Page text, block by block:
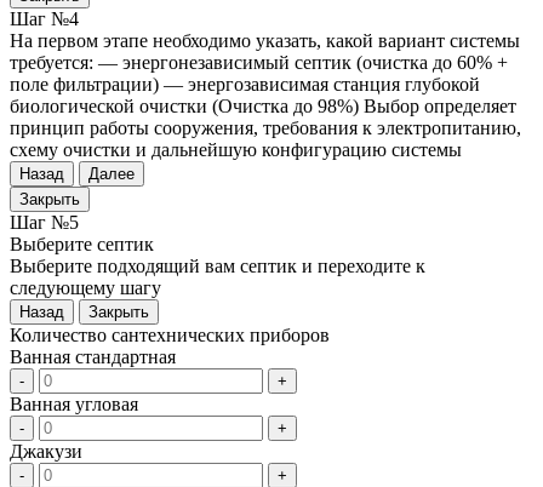
Шаг №4
На первом этапе необходимо указать, какой вариант системы
требуется: — энергонезависимый септик (очистка до 60% +
поле фильтрации) — энергозависимая станция глубокой
биологической очистки (Очистка до 98%) Выбор определяет
принцип работы сооружения, требования к электропитанию,
схему очистки и дальнейшую конфигурацию системы
Назад
Далее
Закрыть
Шаг №5
Выберите септик
Выберите подходящий вам септик и переходите к
следующему шагу
Назад Закрыть
Количество сантехнических приборов
Ванная стандартная
- +
Ванная угловая
- +
Джакузи
- +